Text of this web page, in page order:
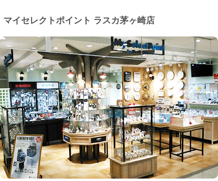
マイセレクトポイント ラスカ茅ヶ崎店